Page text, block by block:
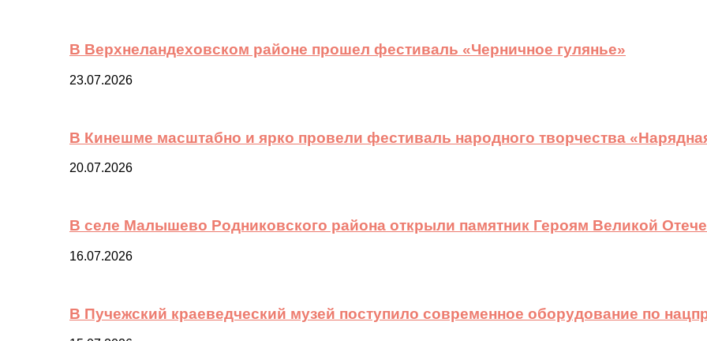
В Верхнеландеховском районе прошел фестиваль «Черничное гулянье»
23.07.2026
В Кинешме масштабно и ярко провели фестиваль народного творчества
20.07.2026
В селе Малышево Родниковского района открыли памятник Героям Великой
16.07.2026
В Пучежский краеведческий музей поступило современное оборудование по